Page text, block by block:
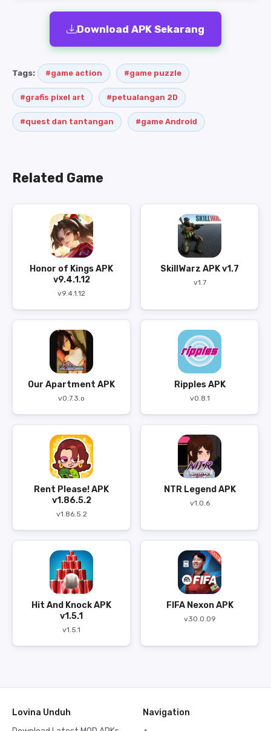
Download APK Sekarang
Tags: #game action #game puzzle
#grafis pixel art #petualangan 2D
#quest dan tantangan #game Android
Related Game
Honor of Kings APK
v9.4.1.12
v9.4.1.12
SkillWarz APK v1.7
v1.7
Our Apartment APK
v0.7.3.o
Ripples APK
v0.8.1
Rent Please! APK
v1.86.5.2
v1.86.5.2
NTR Legend APK
v1.0.6
Hit And Knock APK
v1.5.1
v1.5.1
FIFA Nexon APK
v30.0.09
Lovina Unduh
Navigation